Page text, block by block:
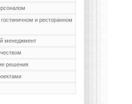
и ресторанном
менеджмент
решения